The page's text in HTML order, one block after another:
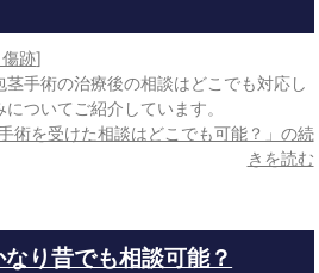
跡]
手術の治療後の相談はどこでも対応し
ついてご紹介しています。
術を受けた相談はどこでも可能？」の続
きを読む
り昔でも相談可能？